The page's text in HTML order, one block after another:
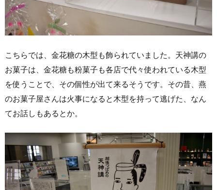
こちらでは、金花糖の木型も飾られていました。天神講の
お菓子は、金花糖も粉菓子も各店で代々使われている木型
を使うことで、その個性が出て来るそうです。その昔、燕
のお菓子屋さんは火事になると木型を持って逃げた、なん
てお話しもあるとか。